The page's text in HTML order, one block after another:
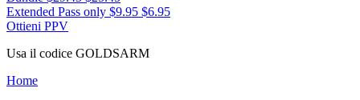
Extended Pass only $9.95 $6.95
Ottieni PPV
Usa il codice GOLDSARM
Home